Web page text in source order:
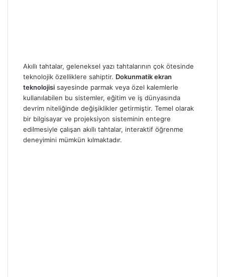
Akıllı tahtalar, geleneksel yazı tahtalarının çok ötesinde
teknolojik özelliklere sahiptir. Dokunmatik ekran
teknolojisi sayesinde parmak veya özel kalemlerle
kullanılabilen bu sistemler, eğitim ve iş dünyasında
devrim niteliğinde değişiklikler getirmiştir. Temel olarak
bir bilgisayar ve projeksiyon sisteminin entegre
edilmesiyle çalışan akıllı tahtalar, interaktif öğrenme
deneyimini mümkün kılmaktadır.